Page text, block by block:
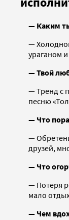
— Каким
—
ураганом
— Твой
— Тренд с
песню
— Что
—
друзей,
— Что
— Потеря
мало
— Чем